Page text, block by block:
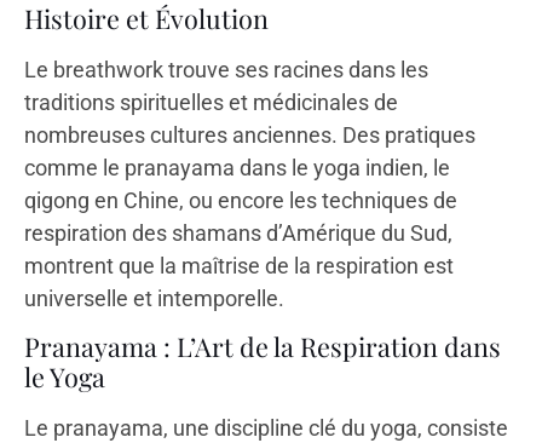
Histoire et Évolution
Le breathwork trouve ses racines dans les
traditions spirituelles et médicinales de
nombreuses cultures anciennes. Des pratiques
comme le pranayama dans le yoga indien, le
qigong en Chine, ou encore les techniques de
respiration des shamans d’Amérique du Sud,
montrent que la maîtrise de la respiration est
universelle et intemporelle.
Pranayama : L’Art de la Respiration dans
le Yoga
Le pranayama, une discipline clé du yoga, consiste